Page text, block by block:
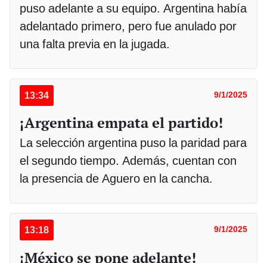
puso adelante a su equipo. Argentina había
adelantado primero, pero fue anulado por
una falta previa en la jugada.
13:34 9/1/2025
¡Argentina empata el partido!
La selección argentina puso la paridad para
el segundo tiempo. Además, cuentan con
la presencia de Aguero en la cancha.
13:18 9/1/2025
¡México se pone adelante!